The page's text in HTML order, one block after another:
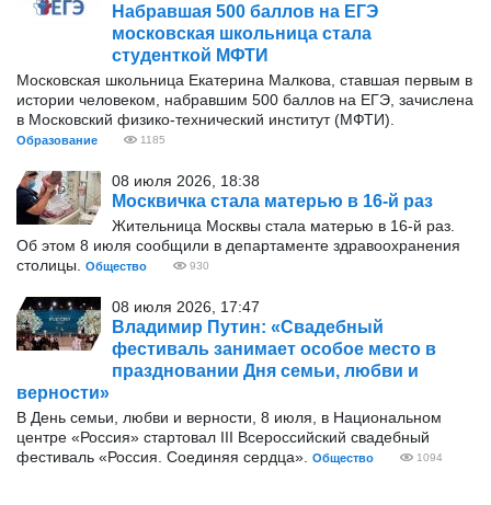
Набравшая 500 баллов на ЕГЭ
московская школьница стала
студенткой МФТИ
Московская школьница Екатерина Малкова, ставшая первым в
истории человеком, набравшим 500 баллов на ЕГЭ, зачислена
в Московский физико-технический институт (МФТИ).
Образование 1185
08 июля 2026, 18:38
Москвичка стала матерью в 16-й раз
Жительница Москвы стала матерью в 16-й раз.
Об этом 8 июля сообщили в департаменте здравоохранения
столицы.
Общество 930
08 июля 2026, 17:47
Владимир Путин: «Свадебный
фестиваль занимает особое место в
праздновании Дня семьи, любви и
верности»
В День семьи, любви и верности, 8 июля, в Национальном
центре «Россия» стартовал III Всероссийский свадебный
фестиваль «Россия. Соединяя сердца».
Общество 1094